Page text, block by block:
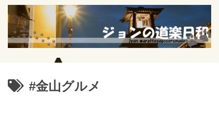
#金山グルメ